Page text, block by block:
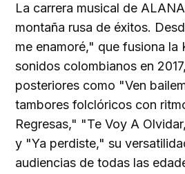
La carrera musical de
montaña rusa de éxitos.
me enamoré," que fusiona la
sonidos colombianos en
posteriores como "Ven
tambores folclóricos con
Regresas," "Te Voy A
y "Ya perdiste," su
audiencias de todas las